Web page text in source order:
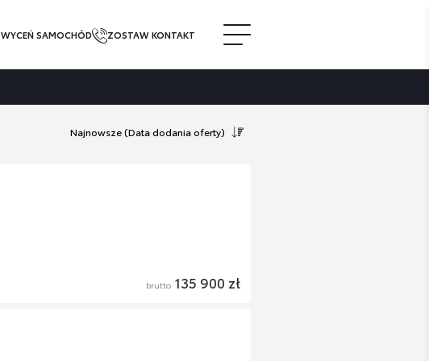
WYCEŃ SAMOCHÓD ZOSTAW KONTAKT
Najnowsze(Data dodania oferty)
brutto 135 900 zł